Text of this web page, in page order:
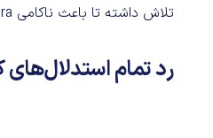
تلاش داشته تا باعث ناکامی Icera، تولیدکننده نرم‌افزار بریتانیایی شود که اکنون بخشی از انویدیا است.
رد تمام استدلال‌های